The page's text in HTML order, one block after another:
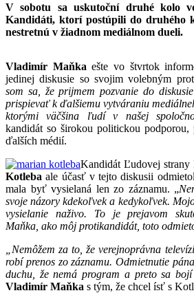
V sobotu sa uskutoční druhé kolo
Kandidáti, ktorí postúpili do druhého
nestretnú v žiadnom mediálnom dueli.
Vladimír Maňka ešte vo štvrtok
jedinej diskusie so svojim volebným
som sa, že prijmem pozvanie do
prispievať k ďalšiemu vytváraniu
ktorými väčšina ľudí v našej
kandidát so širokou politickou
ďalších médií.
Kandidát Ľudovej strany
Kotleba ale účasť v tejto diskusii
mala byť vysielaná len zo záznamu. „
svoje názory kdekoľvek a kedykoľvek.
vysielanie naživo. To je prejavom
Maňka, ako môj protikandidát, toto
„Nemôžem za to, že verejnoprávna
robí prenos zo záznamu. Odmietnutie
duchu, že nemá program a preto sa
Vladimír Maňka s tým, že chcel ísť s